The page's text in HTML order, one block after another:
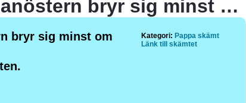
Vilket land i mellanöstern bryr sig minst om miljön?
bryr sig minst om
Kategori: Pappa skämt
Länk till skämtet